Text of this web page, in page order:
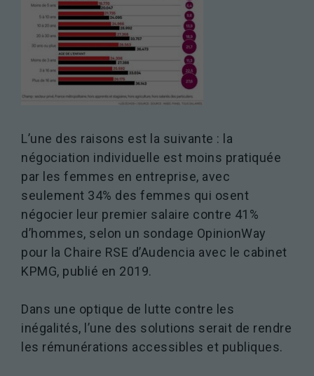
L’une des raisons est la suivante : la
négociation individuelle est moins pratiquée
par les femmes en entreprise, avec
seulement 34% des femmes qui osent
négocier leur premier salaire contre 41%
d’hommes, selon un sondage OpinionWay
pour la Chaire RSE d’Audencia avec le cabinet
KPMG, publié en 2019.
Dans une optique de lutte contre les
inégalités, l’une des solutions serait de rendre
les rémunérations accessibles et publiques.